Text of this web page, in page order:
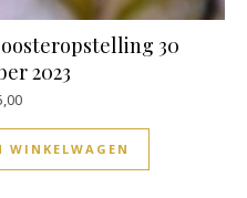
30
2023
WINKELWAGEN